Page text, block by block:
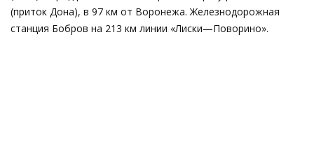
(приток Дона), в 97 км от Воронежа. Железнодорожная
станция Бобров на 213 км линии «Лиски—Поворино».